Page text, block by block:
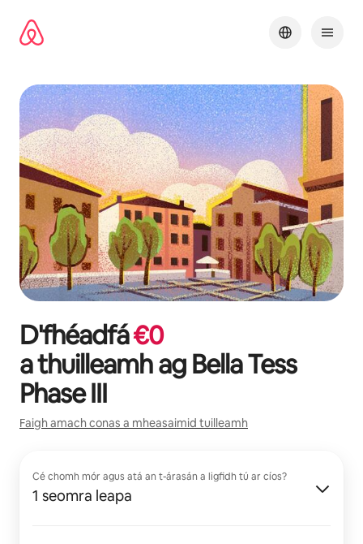
chuig
ábhar
D'fhéadfá€0
a thuilleamh agBella Tess
Phase III
Faigh amach conas a mheasaimid tuilleamh
Cé chomh mór agus atá an t-árasán a ligfidh tú ar cíos?
1 seomra leapa